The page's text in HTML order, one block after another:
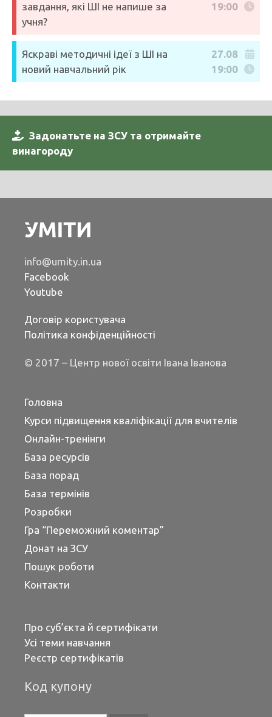
завдання, які ШІ не напише за
учня?
19:00
Яскраві методичні ідеї з ШІ на
новий навчальний рік
27.08
19:00
Задонатьте на ЗСУ та отримайте
винагороду
info@umity.in.ua
Facebook
Youtube
Договір користувача
Політика конфіденційності
© 2017 – Центр нової освіти Івана Іванова
Головна
Курси підвищення кваліфікації для вчителів
Онлайн-тренінги
База ресурсів
База порад
База термінів
Розробки
Гра “Переможний коментар”
Донат на ЗСУ
Пошук роботи
Контакти
Про суб’єкта й сертифікати
Усі теми навчання
Реєстр сертифікатів
Код купону